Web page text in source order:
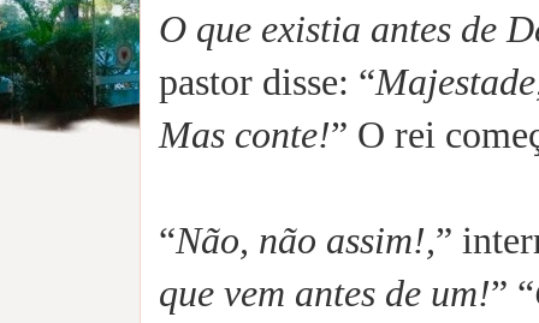
O que existia antes de
pastor disse: “
Mas conte!” O rei
“Não, não assim!,”
que vem antes de um!” “